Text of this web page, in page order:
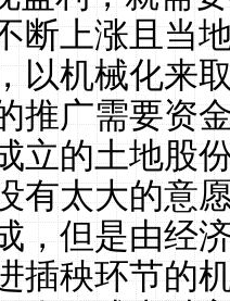
断上涨且当
以机械化来
推广需要资
立的土地股
有太大的意
，但是由经
插秧环节的